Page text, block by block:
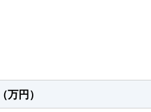
2ＬＤＫ
2023年4～6月
万円）